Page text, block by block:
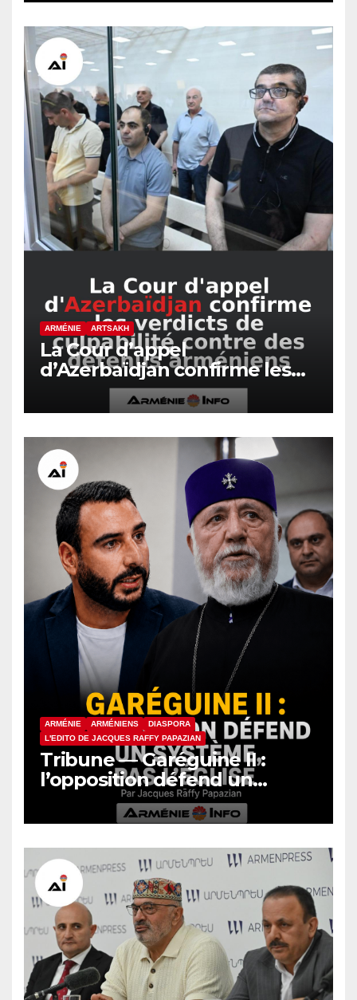
ARMÉNIE ARTSAKH
La Cour d’appel
d’Azerbaïdjan confirme les
verdicts de culpabilité contre
des détenus arméniens
ARMÉNIE ARMÉNIENS
DIASPORA
L'EDITO DE JACQUES RAFFY PAPAZIAN
Tribune — Garéguine II :
l’opposition défend un
système, pas l’Église